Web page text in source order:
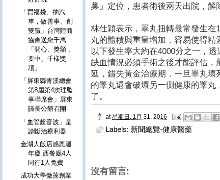
巢」定位，患者術後兩天出院，解
林仕穎表示，睪丸扭轉最常發生
丸的體積與重量增加，容易使得
以下發生率大約在4000分之一，
缺血情況必須手術之後才能評估
延，錯失黃金治療期，一旦睪丸
的睪丸還會破壞另一側健康的睪
了。
at 星期日, 1月 31, 2016
Labels: 新聞總覽-健康醫藥
沒有留言:
「買福袋、抽汽
車，做善事、創
雙贏」台灣陸商
協會送您千萬
「開心、獎額 、
要中、千樣獎
項」
「屏東縣青溪總會
第8屆第4次理監
事聯席會」屏東
議長公館召開
「血管超音波」是
診斷治療利器
金湖大飯店感恩週
年慶 西餐廳4人
同行1人免費
成功大學微藻創業